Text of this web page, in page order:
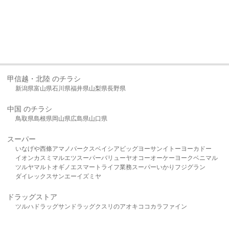
甲信越・北陸 のチラシ
新潟県富山県石川県福井県山梨県長野県
中国 のチラシ
鳥取県島根県岡山県広島県山口県
スーパー
いなげや西條アマノパークスベイシア ビッグヨーサンイトーヨーカドー
イオンカスミ マルエツスーパーバリューヤオコーオーケー ヨークベニマル
ツルヤマルト オギノ エスマート ライフ業務スーパーいかり フジグラン
ダイレックスサンエーイズミヤ
ドラッグストア
ツルハドラッグサンドラッグクスリのアオキ ココカラファイン